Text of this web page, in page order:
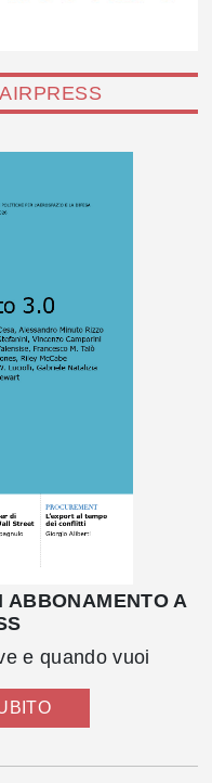
ABBONAMENTO A
e quando vuoi